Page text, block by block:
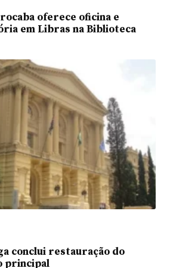
oferece oficina e
em Libras na Biblioteca
conclui restauração do
principal